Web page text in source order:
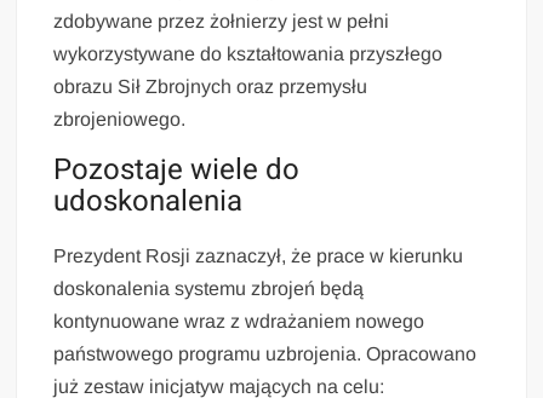
zdobywane przez żołnierzy jest w pełni
wykorzystywane do kształtowania przyszłego
obrazu Sił Zbrojnych oraz przemysłu
zbrojeniowego.
Pozostaje wiele do
udoskonalenia
Prezydent Rosji zaznaczył, że prace w kierunku
doskonalenia systemu zbrojeń będą
kontynuowane wraz z wdrażaniem nowego
państwowego programu uzbrojenia. Opracowano
już zestaw inicjatyw mających na celu: